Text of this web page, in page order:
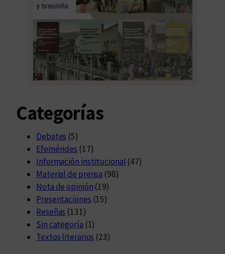
Categorías
Debates (5)
Efemérides (17)
Información institucional (47)
Material de prensa (98)
Nota de opinión (19)
Presentaciones (15)
Reseñas (131)
Sin categoría (1)
Textos literarios (23)